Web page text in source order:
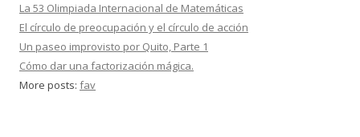
La 53 Olimpiada Internacional de Matemáticas
El círculo de preocupación y el círculo de acción
Un paseo improvisto por Quito, Parte 1
Cómo dar una factorización mágica.
More posts: fav